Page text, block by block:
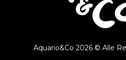
Aquario&Co 2026 © Alle